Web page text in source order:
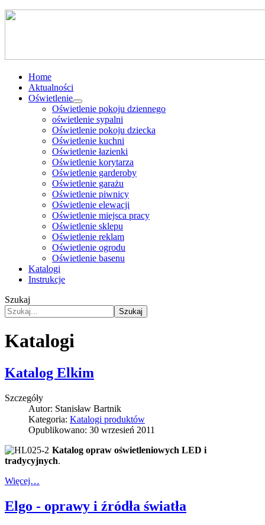
Home
Aktualności
Oświetlenie
Oświetlenie pokoju dziennego
oświetlenie sypalni
Oświetlenie pokoju dziecka
Oświetlenie kuchni
Oświetlenie łazienki
Oświetlenie korytarza
Oświetlenie garderoby
Oświetlenie garażu
Oświetlenie piwnicy
Oświetlenie elewacji
Oświetlenie miejsca pracy
Oświetlenie sklepu
Oświetlenie reklam
Oświetlenie ogrodu
Oświetlenie basenu
Katalogi
Instrukcje
Szukaj
Szukaj
Katalogi
Katalog Elkim
Szczegóły
Autor: Stanisław Bartnik
Kategoria: Katalogi produktów
Opublikowano: 30 wrzesień 2011
Katalog opraw oświetleniowych LED i
tradycyjnych.
Więcej…
Elgo - oprawy i źródła światła